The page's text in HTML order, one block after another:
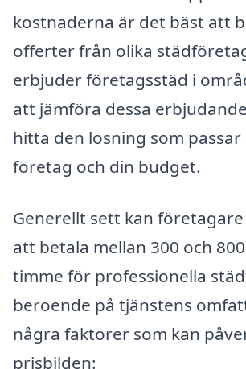
kostnaderna är det bäst att
offerter från olika
erbjuder företagsstäd i
att jämföra dessa
hitta den lösning som
företag och din budget.
Generellt sett kan
att betala mellan 300 och
timme för professionella
beroende på tjänstens
några faktorer som kan
prisbilden: